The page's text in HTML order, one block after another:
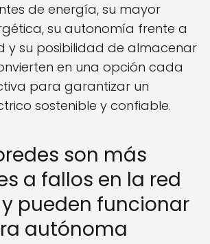
de energía, su mayor
su autonomía frente a
y su posibilidad de almacenar
en una opción cada
para garantizar un
sostenible y confiable.
son más
a fallos en la red
pueden funcionar
autónoma